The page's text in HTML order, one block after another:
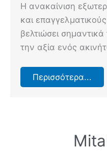
Η ανακαίνιση
και
βελτιώσει
την αξία ενός
Περισσότερα...